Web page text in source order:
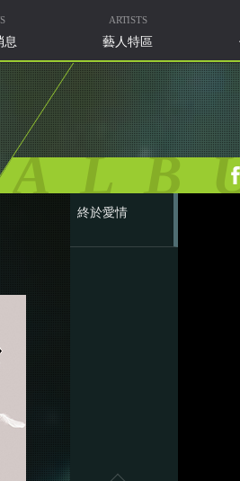
息
ARTISTS
藝人特區
終於愛情